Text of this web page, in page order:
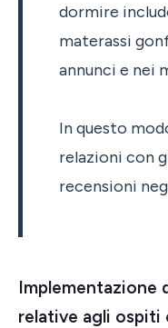
dormire
materassi
annunci e nei
In questo
relazioni con
recensioni
Implementazione
relative agli ospiti